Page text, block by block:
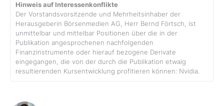
Hinweis auf Interessenkonflikte
Der Vorstandsvorsitzende und Mehrheitsinhaber der
Herausgeberin Börsenmedien AG, Herr Bernd Förtsch, ist
unmittelbar und mittelbar Positionen über die in der
Publikation angesprochenen nachfolgenden
Finanzinstrumente oder hierauf bezogene Derivate
eingegangen, die von der durch die Publikation etwaig
resultierenden Kursentwicklung profitieren können: Nvidia.